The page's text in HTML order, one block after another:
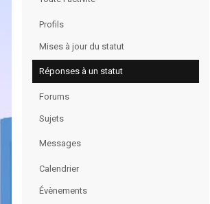
Profils
Mises à jour du statut
Réponses à un statut
Forums
Sujets
Messages
Calendrier
Évènements